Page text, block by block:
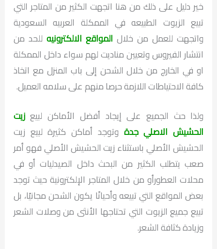
خير دليل على ذلك من هنا اتجهت الكثير من المتاجر التي
تبيع الزيوت الطبيعه في الممكلة العربيه السعودية
واتجهت للعمل من خلالالمواقع الالكترونيه للحد من
انتشار الفيروس وتعيين مناديت لهم سواء داخل الممكلة
او في الخارج من خلال الشحن إلى باب المنزل مع اتخاذ
كافة الاحتياطات اللازمة حرصا منهم على سلامه العميل.
ولذا حث الجميع على إيجاد أفضل الأماكن لبيعزيت
الحشيش الاصلي جدة وتوجد أماكن كثيرة لبيع زيت
الحشيش الأصلي باستثناء زيت الحشيش الأصلي فهو أمر
صعب يتطلب الكثير من البحث داخل الصيدليات أو في
محلات العطورأو من خلال المتاجر الإلكترونية حيث توجد
بعض المواقع التي تبيعه وأحيانًا يكون الشحن مجانيًا، بل
تبيع جميع الزيوت التي تحتاجها الأنثى من وصلات الشعر
وزيادة كثافة الشعر.